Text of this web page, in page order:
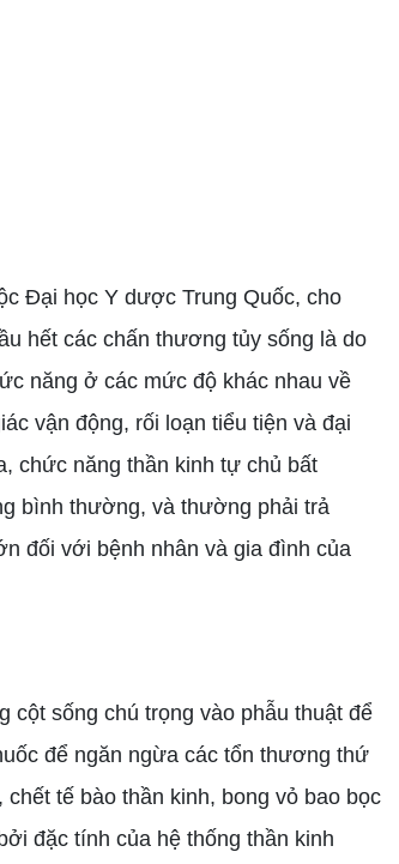
Đại học Y dược Trung Quốc, cho
hết các chấn thương tủy sống là do
năng ở các mức độ khác nhau về
vận động, rối loạn tiểu tiện và đại
chức năng thần kinh tự chủ bất
bình thường, và thường phải trả
đối với bệnh nhân và gia đình của
cột sống chú trọng vào phẫu thuật để
để ngăn ngừa các tổn thương thứ
tế bào thần kinh, bong vỏ bao bọc
đặc tính của hệ thống thần kinh